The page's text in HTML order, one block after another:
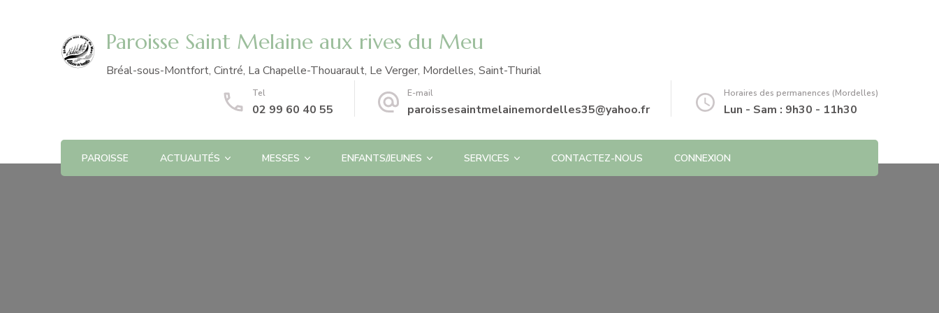
Paroisse Saint Melaine aux rives du Meu
Bréal-sous-Montfort, Cintré, La Chapelle-Thouarault, Le Verger, Mordelles, Saint-Thurial
Tel
02 99 60 40 55
E-mail
paroissesaintmelainemordelles35@yahoo.fr
Horaires des permanences (Mordelles)
Lun - Sam : 9h30 - 11h30
PAROISSE ACTUALITÉS MESSES ENFANTS/JEUNES SERVICES CONTACTEZ-NOUS CONNEXION